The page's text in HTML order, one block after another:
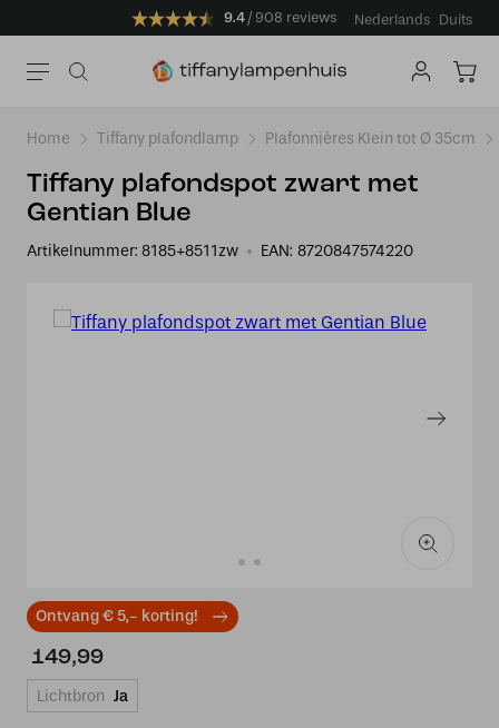
9.4 908 reviews Nederlands Duits
Home Tiffany plafondlamp Plafonnières Klein tot Ø 35cm
Tiffany plafondspot zwart met
Gentian Blue
Artikelnummer: 8185+8511zw EAN: 8720847574220
Ontvang € 5,- korting!
149,99
Lichtbron Ja